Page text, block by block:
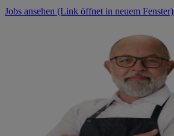
Jobs ansehen (Link öffnet in neuem Fenster)